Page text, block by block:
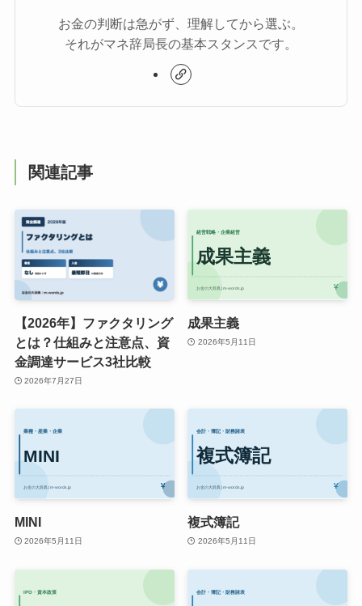
お金の判断は急がず、理解してから選ぶ。
それがマネ辞局長の基本スタンスです。
関連記事
【2026年】ファクタリング
とは？仕組みと注意点、資
金調達サービス3社比較
2026年7月27日
成果主義
2026年5月11日
MINI
2026年5月11日
複式簿記
2026年5月11日